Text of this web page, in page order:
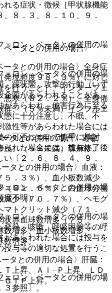
ータとの併用の場合〉
タとの併用の場合〉全身症
現頻度９８．３％）に対し
行うこと］、インターフェ
寒（８２．２％）、全身倦
群、（５％未満）インフルエ
タとの併用の場合〉過敏
、（５％未満）蕁麻疹。
との併用の場合〉血液：
５．３％）、血小板数減少
（８１．６％）、白血球分画
減少（７０．７％）、ヘモグ
トクリット減少（７１．
状赤血球数増多（７５．
数増多、血小板数増多、
数増多。
との併用の場合〉肝臓：
Ｔ上昇、Ａｌ−Ｐ上昇、ＬＤ
ＴＰ上昇。
れる症状・徴候［甲状腺機能
８．３、８．１０、９．
ェロン ベータとの併用の場
ェロン ベータとの併用の場
、躁状態、攻撃的行動（いず
企図があらわれることがあ
あらわれ、他害行為に至る
態に十分注意し、不眠、不
性等があらわれた場合には
の可否について慎重に検討
れた場合には、投与終了後
〔２．６、８．４、９．
ェロン ベータとの併用の場
度不明）。
ェロン ベータとの併用の場
発熱、咳嗽、呼吸困難等の呼
があらわれた場合には投与を
与等の適切な処置を行うこ
ェロン ベータとの併用の場
参照〕。